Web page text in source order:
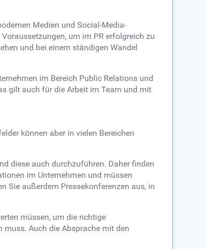
Medien und Social-Media-
um im PR erfolgreich zu
und bei einem ständigen Wandel
im Bereich Public Relations und
gilt auch für die Arbeit im Team und mit
können aber in vielen Bereichen
diese auch durchzuführen. Daher finden
im Unternehmen und müssen
Sie außerdem Pressekonferenzen aus, in
müssen, um die richtige
Auch die Absprache mit den